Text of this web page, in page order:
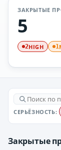
ЗАКРЫТЫЕ
5
2HIGH 1
СЕРЬЁЗНОСТЬ:
Закрытые